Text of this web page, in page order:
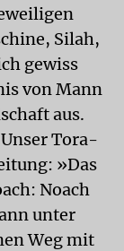
Silah,
gewiss
von Mann
aus.
Tora-
»Das
Noach
unter
Weg mit